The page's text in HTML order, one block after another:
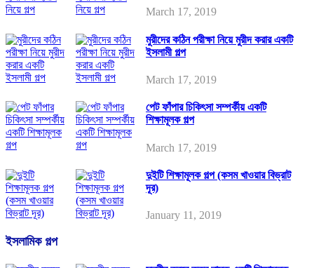
March 17, 2019
মুরীদের কঠিন পরীক্ষা নিয়ে মুরীদ করার একটি
ইসলামী গল্প
March 17, 2019
পেট ফাঁপার চিকিৎসা সম্পর্কীয় একটি
শিক্ষামূলক গল্প
March 17, 2019
দুইটি শিক্ষামূলক গল্প (কসম খাওয়ার বিভ্রাট
দূর)
January 11, 2019
ইসলামিক গল্প